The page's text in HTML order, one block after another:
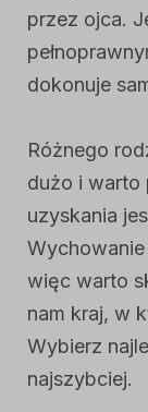
przez ojca.
dokonuje
Różnego
dużo i warto
uzyskania
więc warto
nam kraj, w
Wybierz
najszybciej.